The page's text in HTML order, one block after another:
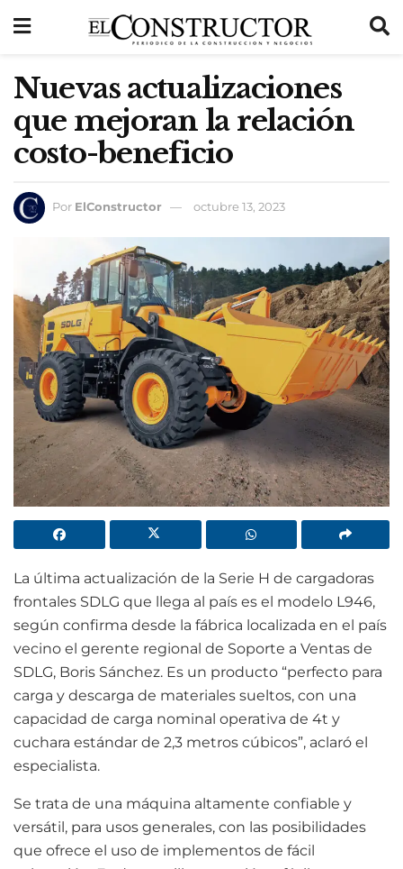
Nuevas actualizaciones
que mejoran la relación
costo-beneficio
Por ElConstructor octubre 13, 2023
La última actualización de la Serie H de cargadoras
frontales SDLG que llega al país es el modelo L946,
según confirma desde la fábrica localizada en el país
vecino el gerente regional de Soporte a Ventas de
SDLG, Boris Sánchez. Es un producto “perfecto para
carga y descarga de materiales sueltos, con una
capacidad de carga nominal operativa de 4t y
cuchara estándar de 2,3 metros cúbicos”, aclaró el
especialista.
Se trata de una máquina altamente confiable y
versátil, para usos generales, con las posibilidades
que ofrece el uso de implementos de fácil